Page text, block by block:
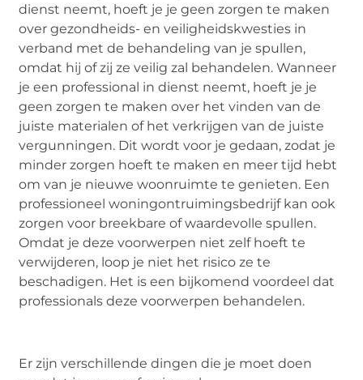
dienst neemt, hoeft je je geen zorgen te maken
over gezondheids- en veiligheidskwesties in
verband met de behandeling van je spullen,
omdat hij of zij ze veilig zal behandelen. Wanneer
je een professional in dienst neemt, hoeft je je
geen zorgen te maken over het vinden van de
juiste materialen of het verkrijgen van de juiste
vergunningen. Dit wordt voor je gedaan, zodat je
minder zorgen hoeft te maken en meer tijd hebt
om van je nieuwe woonruimte te genieten. Een
professioneel woningontruimingsbedrijf kan ook
zorgen voor breekbare of waardevolle spullen.
Omdat je deze voorwerpen niet zelf hoeft te
verwijderen, loop je niet het risico ze te
beschadigen. Het is een bijkomend voordeel dat
professionals deze voorwerpen behandelen.
Er zijn verschillende dingen die je moet doen